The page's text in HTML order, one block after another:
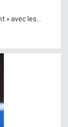
» avec les...